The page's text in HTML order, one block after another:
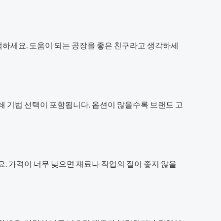
세요. 도움이 되는 공장을 좋은 친구라고 생각하세
기법 선택이 포함됩니다. 옵션이 많을수록 브랜드 고
가격이 너무 낮으면 재료나 작업의 질이 좋지 않을